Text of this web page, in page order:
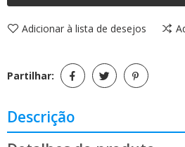
Adicionar à lista de desejos
Partilhar:
Descrição